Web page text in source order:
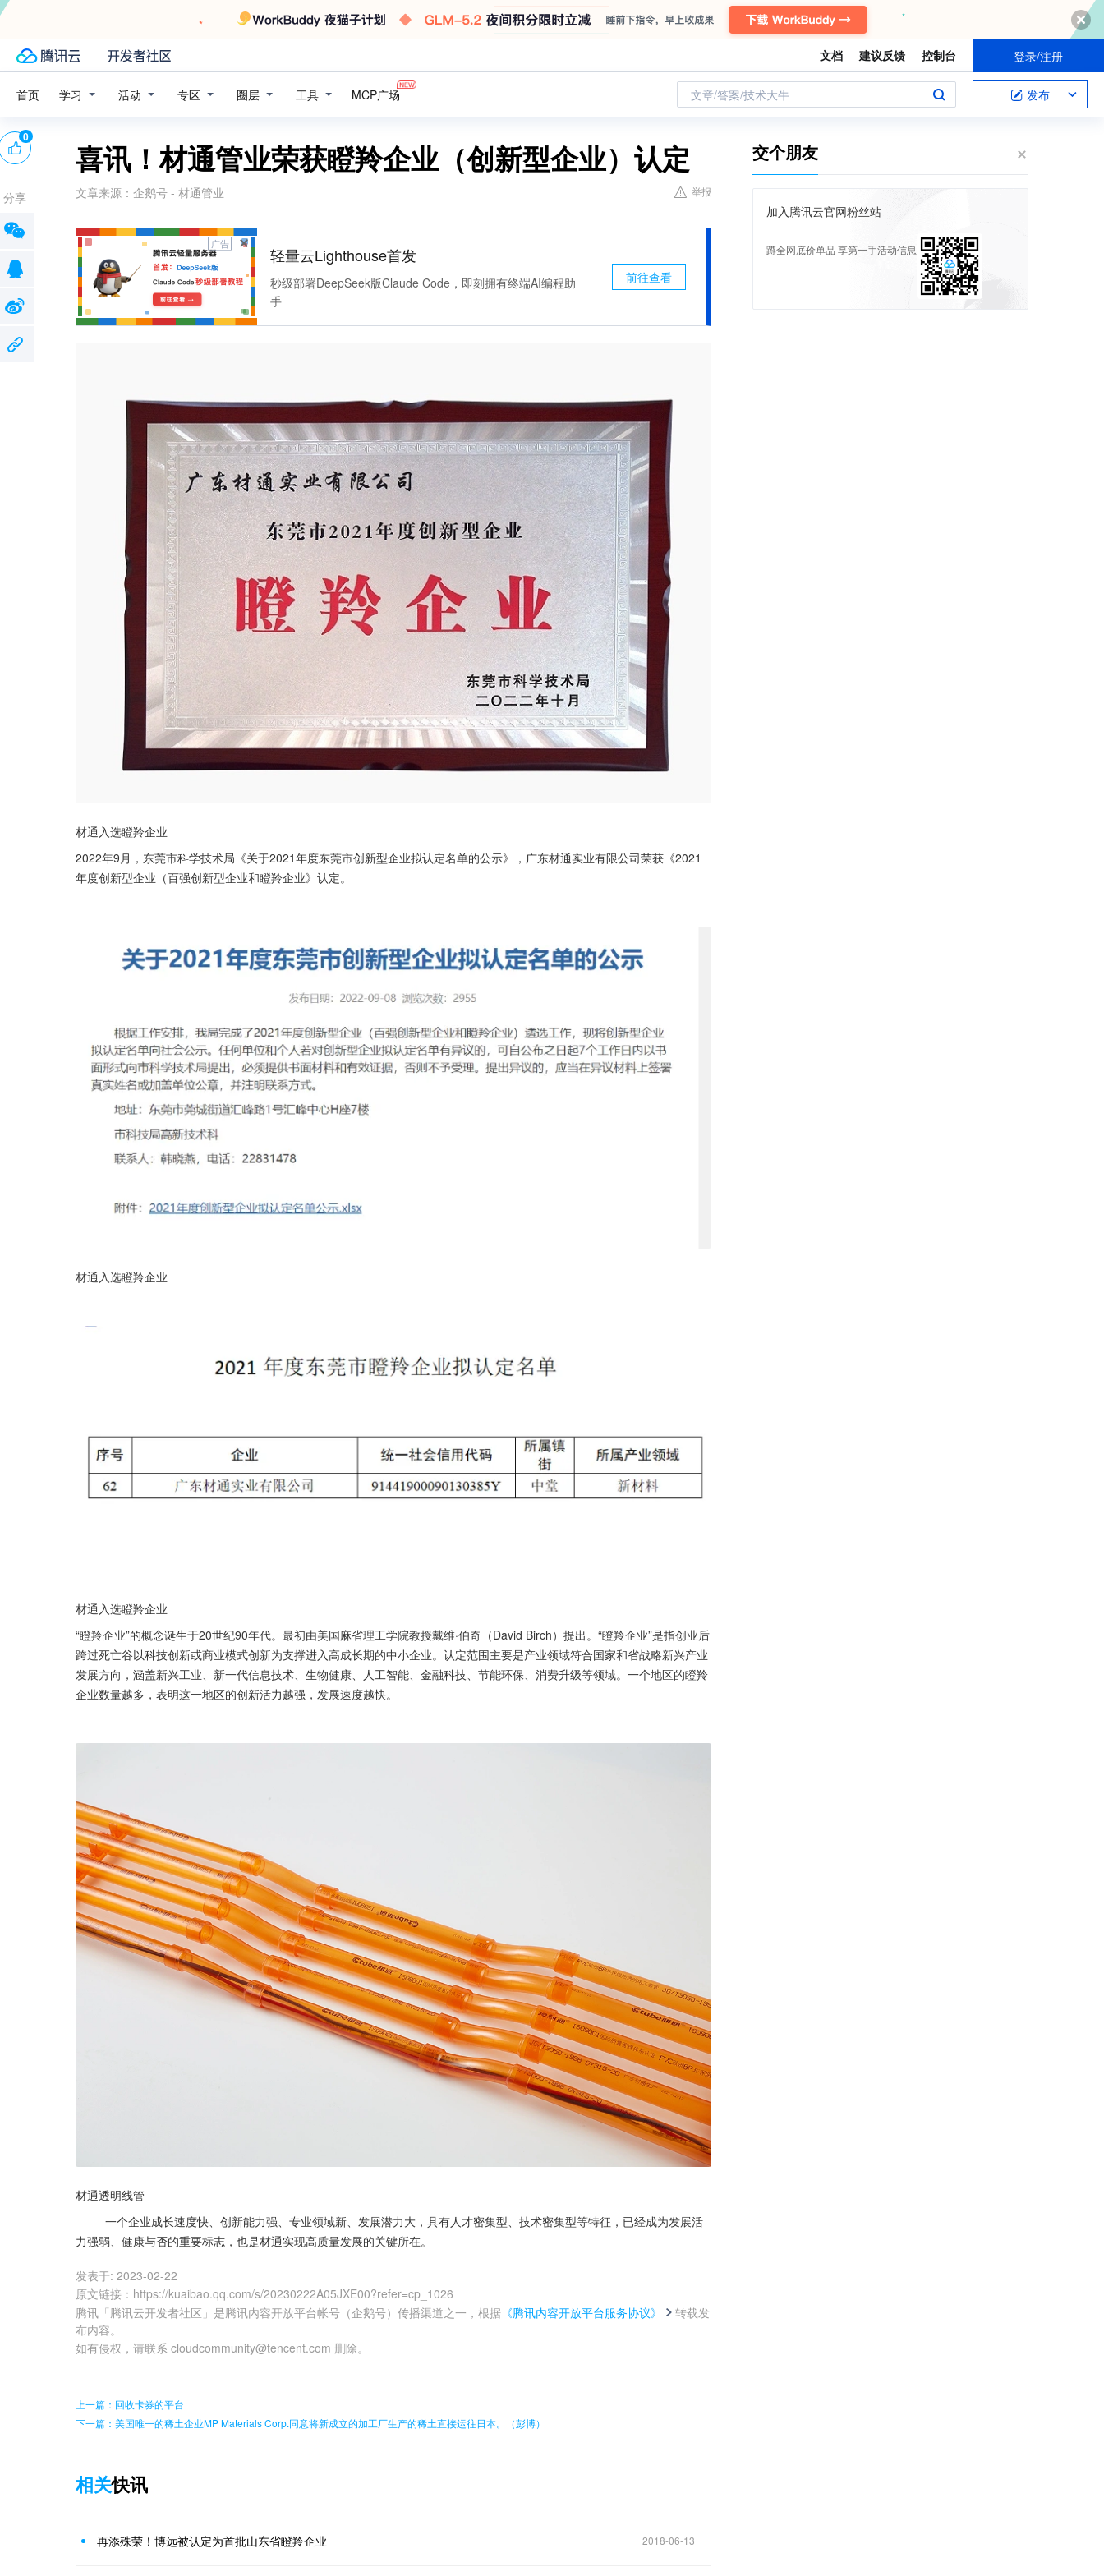
文档 建议反馈 控制台 登录/注册
首页 学习 活动 专区 圈层 工具 MCP广场 文章/答案/技术大牛 发布
喜讯！材通管业荣获瞪羚企业（创新型企业）认定
文章来源： 企鹅号 - 材通管业 举报
广告
轻量云Lighthouse首发
秒级部署DeepSeek版Claude Code，即刻拥有终端AI编程助
手
前往查看
材通入选瞪羚企业
2022年9月，东莞市科学技术局《关于2021年度东莞市创新型企业拟认定名单的公示》，广东材通实业有限公司荣获《2021
年度创新型企业（百强创新型企业和瞪羚企业》认定。
材通入选瞪羚企业
材通入选瞪羚企业
“瞪羚企业”的概念诞生于20世纪90年代。最初由美国麻省理工学院教授戴维·伯奇（David Birch）提出。“瞪羚企业”是指创业后
跨过死亡谷以科技创新或商业模式创新为支撑进入高成长期的中小企业。认定范围主要是产业领域符合国家和省战略新兴产业
发展方向，涵盖新兴工业、新一代信息技术、生物健康、人工智能、金融科技、节能环保、消费升级等领域。一个地区的瞪羚
企业数量越多，表明这一地区的创新活力越强，发展速度越快。
材通透明线管
力强弱、健康与否的重要标志，也是材通实现高质量发展的关键所在。
发表于: 2023-02-22
原文链接 ： https://kuaibao.qq.com/s/20230222A05JXE00?refer=cp_1026
腾讯「腾讯云开发者社区」是腾讯内容开放平台帐号（企鹅号）传播渠道之一，根据 《腾讯内容开放平台服务协议》
转载发
布内容。
如有侵权，请联系 cloudcommunity@tencent.com 删除。
0
分享
上一篇：回收卡券的平台
下一篇：美国唯一的稀土企业MP Materials Corp.同意将新成立的加工厂生产的稀土直接运往日本。（彭博）
相关快讯
再添殊荣！博远被认定为首批山东省瞪羚企业 2018-06-13
交个朋友
加入腾讯云官网粉丝站
蹲全网底价单品 享第一手活动信息